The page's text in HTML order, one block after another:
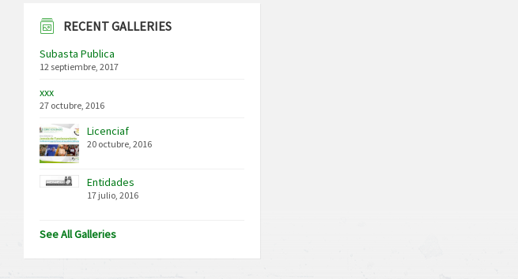
RECENT GALLERIES
Subasta Publica
12 septiembre, 2017
xxx
27 octubre, 2016
Licenciaf
20 octubre, 2016
Entidades
17 julio, 2016
See All Galleries